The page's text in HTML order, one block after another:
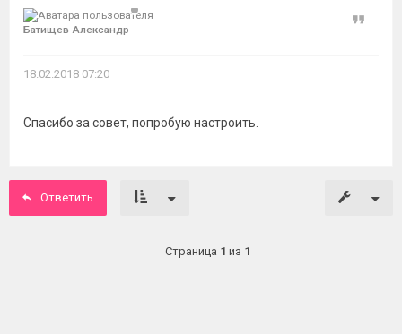
Батищев Александр
Цитата
18.02.2018 07:20
Спасибо за совет, попробую настроить.
Ответить
Страница 1 из 1